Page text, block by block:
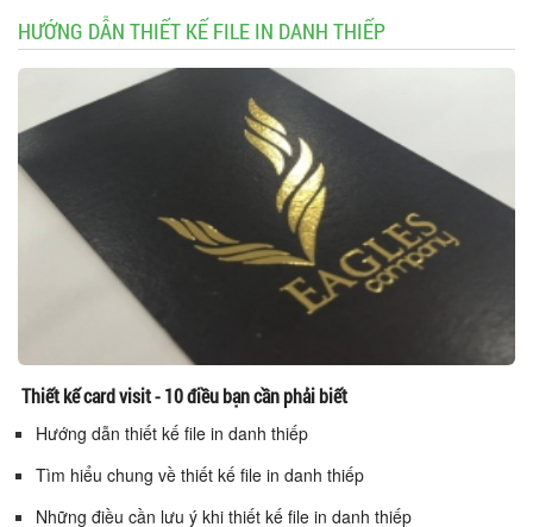
HƯỚNG DẪN THIẾT KẾ FILE IN DANH THIẾP
Thiết kế card visit - 10 điều bạn cần phải biết
Hướng dẫn thiết kế file in danh thiếp
Tìm hiểu chung về thiết kế file in danh thiếp
Những điều cần lưu ý khi thiết kế file in danh thiếp